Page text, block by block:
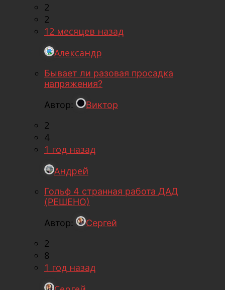
2
2
12 месяцев назад
Александр
Бывает ли разовая просадка
напряжения?
Автор:
Виктор
2
4
1 год назад
Андрей
Гольф 4 странная работа ДАД
(РЕШЕНО)
Автор:
Сергей
2
8
1 год назад